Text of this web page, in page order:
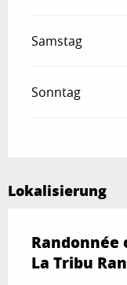
Samstag
Sonntag
Lokalisierung
La Tribu